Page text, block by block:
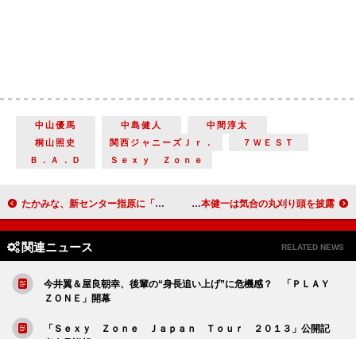
中山優馬 中島健人
中間淳太
桐山照史
関西ジャニーズＪｒ．
７ＷＥＳＴ
Ｂ．Ａ．Ｄ
Ｓｅｘｙ Ｚｏｎｅ
たかみな、新センター指原に「いい笑顔」を注文 映画『スマーフ２』でアイドル役に挑戦 佐々木蔵之介、小柳友とのキスシーンに大照れ 岡本健一は気合の丸刈り頭を披露
関連ニュース RELATED NEWS
今井翼＆屋良朝幸、後輩の“身長追い上げ”に危機感？ 「ＰＬＡＹ
ＺＯＮＥ」開幕
「Ｓｅｘｙ Ｚｏｎｅ Ｊａｐａｎ Ｔｏｕｒ ２０１３」公開記